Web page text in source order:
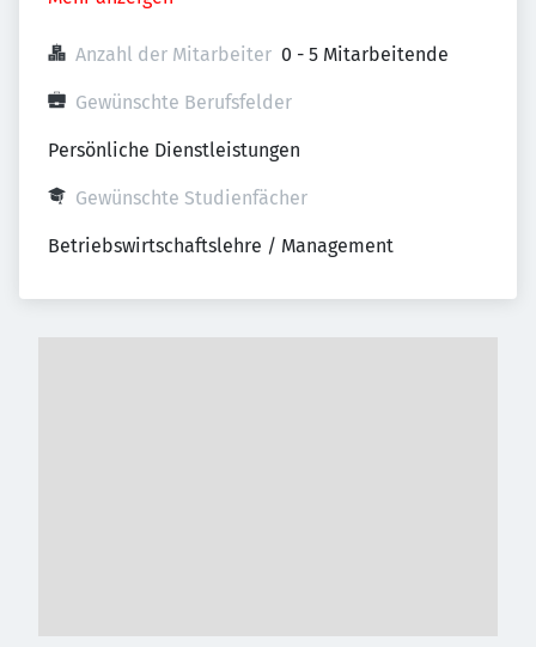
Anzahl der Mitarbeiter 0 - 5 Mitarbeitende
Gewünschte Berufsfelder
Persönliche Dienstleistungen
Gewünschte Studienfächer
Betriebswirtschaftslehre / Management